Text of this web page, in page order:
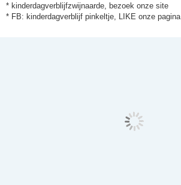
* kinderdagverblijfzwijnaarde, bezoek onze site
* FB: kinderdagverblijf pinkeltje, LIKE onze pagina